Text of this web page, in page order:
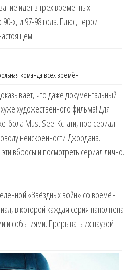
идет в трех временных
х, и 97-98 года. Плюс, герои
команда всех времён
что даже документальный
художественного фильма! Для
Must See. Кстати, про сериал
неискренности Джордана.
вбросы и посмотреть сериал лично.
«Звёздных войн» со времён
в которой каждая серия наполнена
и событиями. Прерывать их паузой —